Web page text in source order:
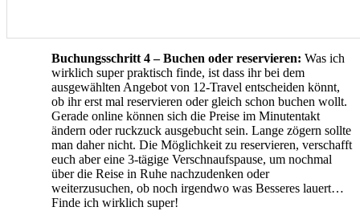
Buchungsschritt 4 – Buchen oder reservieren: Was ich
wirklich super praktisch finde, ist dass ihr bei dem
ausgewählten Angebot von 12-Travel entscheiden könnt,
ob ihr erst mal reservieren oder gleich schon buchen wollt.
Gerade online können sich die Preise im Minutentakt
ändern oder ruckzuck ausgebucht sein. Lange zögern sollte
man daher nicht. Die Möglichkeit zu reservieren, verschafft
euch aber eine 3-tägige Verschnaufspause, um nochmal
über die Reise in Ruhe nachzudenken oder
weiterzusuchen, ob noch irgendwo was Besseres lauert…
Finde ich wirklich super!